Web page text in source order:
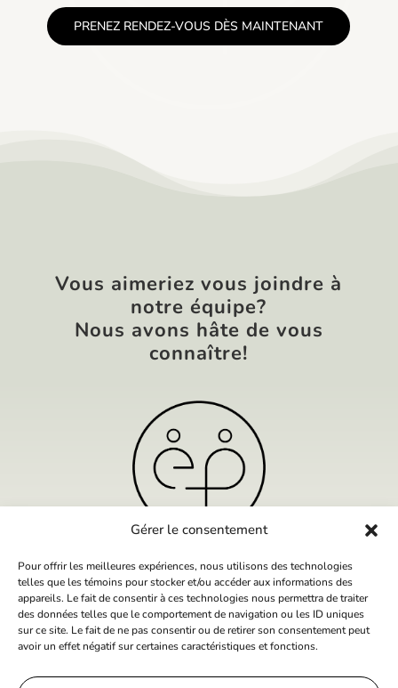
Gérer le consentement
Pour offrir les meilleures expériences, nous utilisons des technologies
telles que les témoins pour stocker et/ou accéder aux informations des
appareils. Le fait de consentir à ces technologies nous permettra de traiter
des données telles que le comportement de navigation ou les ID uniques
sur ce site. Le fait de ne pas consentir ou de retirer son consentement peut
avoir un effet négatif sur certaines caractéristiques et fonctions.
PRENEZ RENDEZ-VOUS DÈS MAINTENANT
Vous aimeriez vous joindre à
notre équipe?
Nous avons hâte de vous
connaître!
REJOIGNEZ NOTRE ÉQUIPE